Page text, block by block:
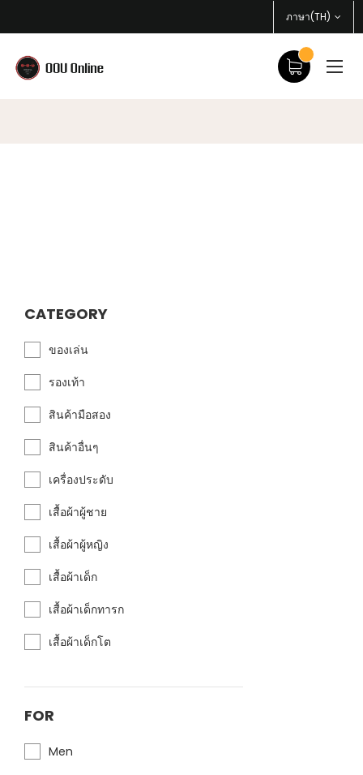
ภาษา(TH)
CATEGORY
ของเล่น
รองเท้า
สินค้ามือสอง
สินค้าอื่นๆ
เครื่องประดับ
เสื้อผ้าผู้ชาย
เสื้อผ้าผู้หญิง
เสื้อผ้าเด็ก
เสื้อผ้าเด็กทารก
เสื้อผ้าเด็กโต
FOR
Men